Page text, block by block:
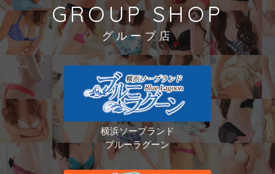
GROUP SHOP
グループ店
横浜ソープランド
ブルーラグーン